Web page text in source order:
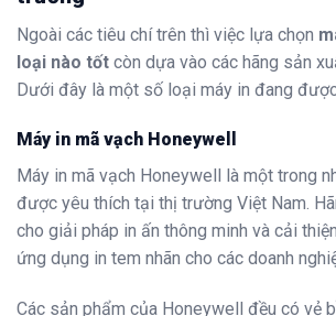
Ngoài các tiêu chí trên thì việc lựa chọn
loại nào tốt còn dựa vào các hãng sản
Dưới đây là một số loại máy in đang
Máy in mã vạch Honeywell
Máy in mã vạch Honeywell là một trong
được yêu thích tại thị trường Việt Nam.
cho giải pháp in ấn thông minh và cải
ứng dụng in tem nhãn cho các doanh
Các sản phẩm của Honeywell đều có vẻ